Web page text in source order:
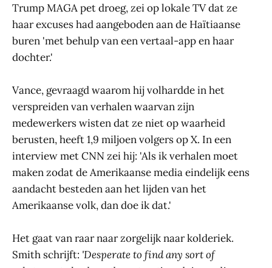
Trump MAGA pet droeg, zei op lokale TV dat ze
haar excuses had aangeboden aan de Haïtiaanse
buren 'met behulp van een vertaal-app en haar
dochter.'
Vance, gevraagd waarom hij volhardde in het
verspreiden van verhalen waarvan zijn
medewerkers wisten dat ze niet op waarheid
berusten, heeft 1,9 miljoen volgers op X. In een
interview met CNN zei hij: 'Als ik verhalen moet
maken zodat de Amerikaanse media eindelijk eens
aandacht besteden aan het lijden van het
Amerikaanse volk, dan doe ik dat.'
Het gaat van raar naar zorgelijk naar kolderiek.
Smith schrijft: 'Desperate to find any sort of